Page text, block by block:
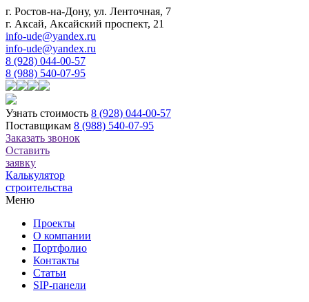
г. Ростов-на-Дону, ул. Ленточная, 7
г. Аксай, Аксайский проспект, 21
info-ude@yandex.ru
info-ude@yandex.ru
8 (928) 044-00-57
8 (988) 540-07-95
Узнать стоимость 8 (928) 044-00-57
Поставщикам 8 (988) 540-07-95
Заказать звонок
Оставить
заявку
Калькулятор
строительства
Меню
Проекты
О компании
Портфолио
Контакты
Статьи
SIP-панели